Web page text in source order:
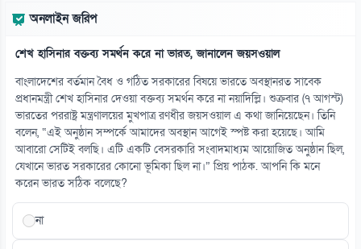
০৮ আগস্ট
১৪
দীর্ঘদিনের অসুস্থতার পর না ফেরার দেশে মেসির বাবা
০৮ আগস্ট
১৫
সাভারে বিএনপি নেতাকে হত্যার হুমকি, ব্যাগে গুলি-কাফন
০৮ আগস্ট
অনলাইন জরিপ
শেখ হাসিনার বক্তব্য সমর্থন করে না ভারত, জানালেন জয়সওয়াল
বাংলাদেশের বর্তমান বৈধ ও গঠিত সরকারের বিষয়ে ভারতে অবস্থানরত সাবেক
প্রধানমন্ত্রী শেখ হাসিনার দেওয়া বক্তব্য সমর্থন করে না নয়াদিল্লি। শুক্রবার (৭ আগস্ট)
ভারতের পররাষ্ট্র মন্ত্রণালয়ের মুখপাত্র রণধীর জয়সওয়াল এ কথা জানিয়েছেন। তিনি
বলেন, “এই অনুষ্ঠান সম্পর্কে আমাদের অবস্থান আগেই স্পষ্ট করা হয়েছে। আমি
আবারো সেটিই বলছি। এটি একটি বেসরকারি সংবাদমাধ্যম আয়োজিত অনুষ্ঠান ছিল,
যেখানে ভারত সরকারের কোনো ভূমিকা ছিল না।” প্রিয় পাঠক. আপনি কি মনে
করেন ভারত সঠিক বলেছে?
না